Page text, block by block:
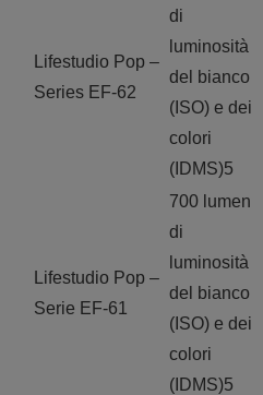
Lifestudio Pop –
Series EF-62
di
luminosità
del bianco
(ISO) e dei
colori
(IDMS)5
Lifestudio Pop –
Serie EF-61
700 lumen
di
luminosità
del bianco
(ISO) e dei
colori
(IDMS)5